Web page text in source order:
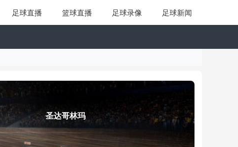
足球直播 篮球直播 足球录像 足球新闻
圣达哥林玛